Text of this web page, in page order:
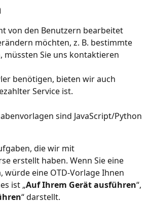
von den Benutzern bearbeitet
möchten, z. B. bestimmte
Sie uns kontaktieren
benötigen, bieten wir auch
Service ist.
sind JavaScript/Python
die wir mit
erstellt haben. Wenn Sie eine
eine OTD-Vorlage Ihnen
ist „Auf Ihrem Gerät ausführen“,
“ darstellt.